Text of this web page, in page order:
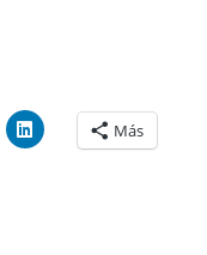
Más